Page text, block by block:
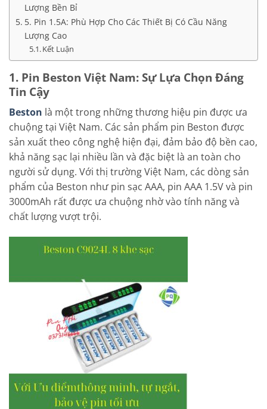
Lượng Bền Bỉ
5. Pin 1.5A: Phù Hợp Cho Các Thiết Bị Có Cầu Năng
Lượng Cao
Kết Luận
1. Pin Beston Việt Nam: Sự Lựa Chọn Đáng
Tin Cậy
Beston là một trong những thương hiệu pin được ưa
chuộng tại Việt Nam. Các sản phẩm pin Beston được
sản xuất theo công nghệ hiện đại, đảm bảo độ bền cao,
khả năng sạc lại nhiều lần và đặc biệt là an toàn cho
người sử dụng. Với thị trường Việt Nam, các dòng sản
phẩm của Beston như pin sạc AAA, pin AAA 1.5V và pin
3000mAh rất được ưa chuộng nhờ vào tính năng và
chất lượng vượt trội.